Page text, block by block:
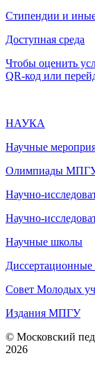
Стипендии и
Доступная среда
Чтобы оценить
QR-код или
НАУКА
Научные
Олимпиады
Научно-
Научно-
Научные школы
Диссертационные
Совет Молодых
Издания МПГУ
© Московский
2026